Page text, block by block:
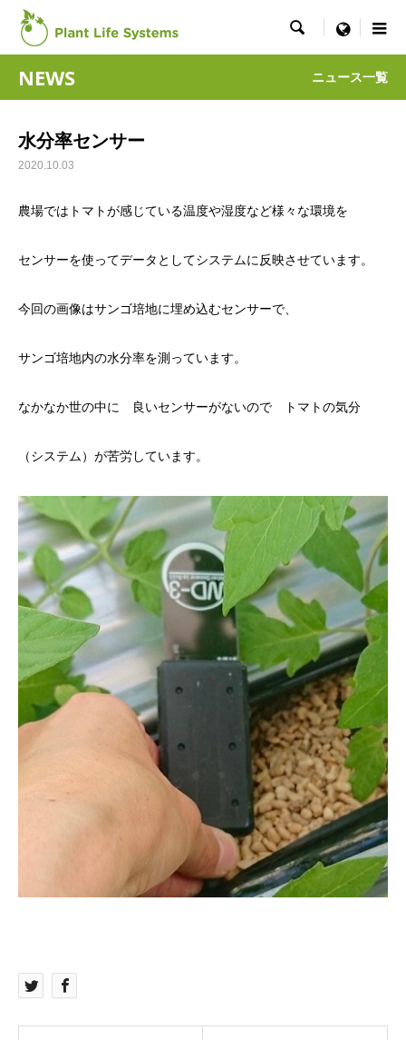
 menu
NEWS ニュース一覧
水分率センサー
2020.10.03
農場ではトマトが感じている温度や湿度など様々な環境を
センサーを使ってデータとしてシステムに反映させています。
今回の画像はサンゴ培地に埋め込むセンサーで、
サンゴ培地内の水分率を測っています。
なかなか世の中に 良いセンサーがないので トマトの気分
（システム）が苦労しています。